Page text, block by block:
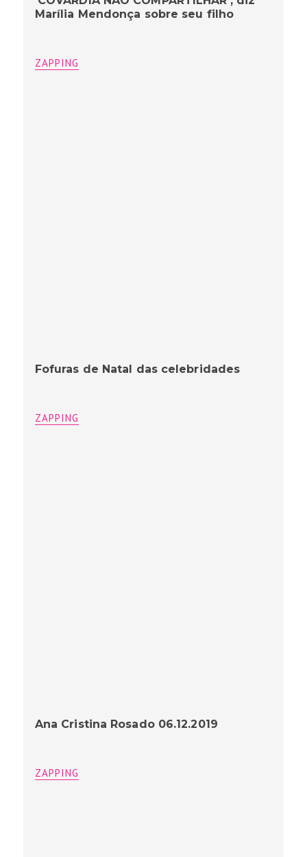
Marília Mendonça sobre seu filho
ZAPPING
Fofuras de Natal das celebridades
ZAPPING
Ana Cristina Rosado 06.12.2019
ZAPPING